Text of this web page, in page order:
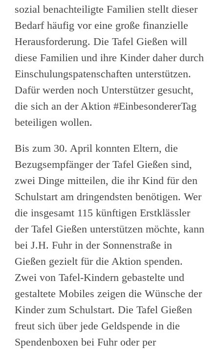
sozial benachteiligte Familien stellt dieser
Bedarf häufig vor eine große finanzielle
Herausforderung. Die Tafel Gießen will
diese Familien und ihre Kinder daher durch
Einschulungspatenschaften unterstützen.
Dafür werden noch Unterstützer gesucht,
die sich an der Aktion #EinbesondererTag
beteiligen wollen.
Bis zum 30. April konnten Eltern, die
Bezugsempfänger der Tafel Gießen sind,
zwei Dinge mitteilen, die ihr Kind für den
Schulstart am dringendsten benötigen. Wer
die insgesamt 115 künftigen Erstklässler
der Tafel Gießen unterstützen möchte, kann
bei J.H. Fuhr in der Sonnenstraße in
Gießen gezielt für die Aktion spenden.
Zwei von Tafel-Kindern gebastelte und
gestaltete Mobiles zeigen die Wünsche der
Kinder zum Schulstart. Die Tafel Gießen
freut sich über jede Geldspende in die
Spendenboxen bei Fuhr oder per